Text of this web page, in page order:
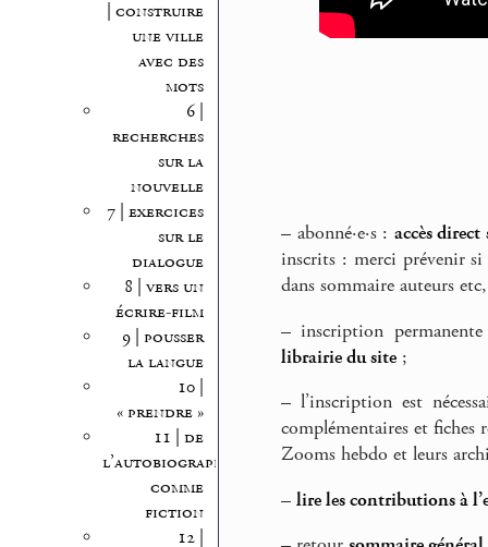
| construire
une ville
avec des
mots
6 |
recherches
sur la
nouvelle
7 | exercices
sur le
dialogue
8 | vers un
écrire-film
9 | pousser
la langue
10 |
« prendre »
11 | de
l’autobiographie
comme
fiction
12 |
– abonné·e·s : accès
inscrits : merci prévenir si
dans sommaire auteurs
– inscription
librairie du site ;
– l’inscription est
complémentaires et fiches
Zooms hebdo et leurs
– lire les contributions à